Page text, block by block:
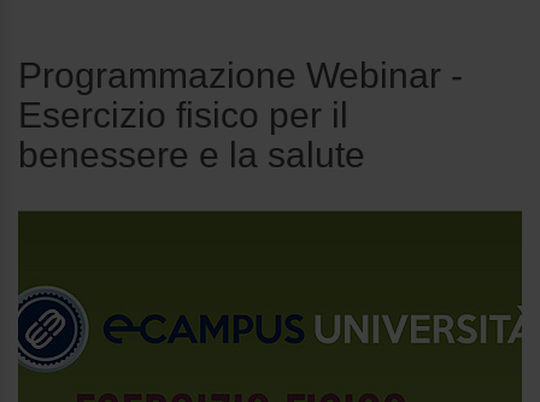
Programmazione Webinar -
Esercizio fisico per il
benessere e la salute